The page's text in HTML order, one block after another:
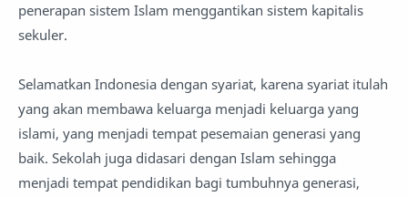
penerapan sistem Islam menggantikan sistem kapitalis
sekuler.
Selamatkan Indonesia dengan syariat, karena syariat itulah
yang akan membawa keluarga menjadi keluarga yang
islami, yang menjadi tempat pesemaian generasi yang
baik. Sekolah juga didasari dengan Islam sehingga
menjadi tempat pendidikan bagi tumbuhnya generasi,